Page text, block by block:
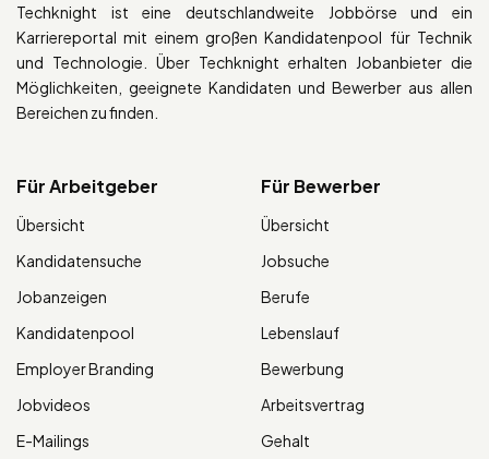
Techknight ist eine deutschlandweite Jobbörse und ein
Karriereportal mit einem großen Kandidatenpool für Technik
und Technologie. Über Techknight erhalten Jobanbieter die
Möglichkeiten, geeignete Kandidaten und Bewerber aus allen
Bereichen zu finden.
Für Arbeitgeber
Übersicht
Kandidatensuche
Jobanzeigen
Kandidatenpool
Employer Branding
Jobvideos
E-Mailings
Für Bewerber
Übersicht
Jobsuche
Berufe
Lebenslauf
Bewerbung
Arbeitsvertrag
Gehalt